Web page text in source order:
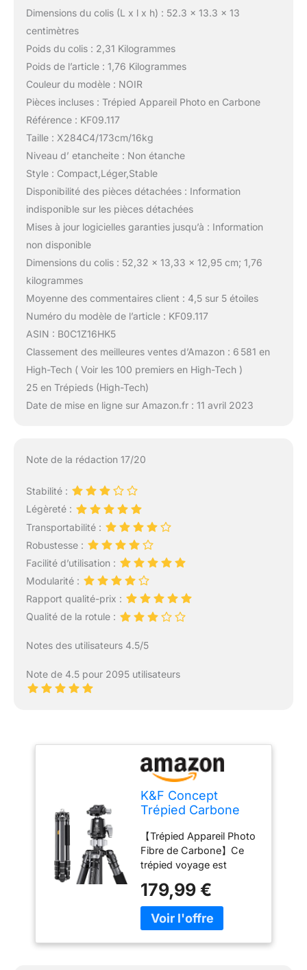
Dimensions du colis (L x l x h) : 52.3 x 13.3 x 13
centimètres
Poids du colis : 2,31 Kilogrammes
Poids de l’article : 1,76 Kilogrammes
Couleur du modèle : NOIR
Pièces incluses : Trépied Appareil Photo en Carbone
Référence : KF09.117
Taille : X284C4/173cm/16kg
Niveau d’ etancheite : Non étanche
Style : Compact,Léger,Stable
Disponibilité des pièces détachées : Information
indisponible sur les pièces détachées
Mises à jour logicielles garanties jusqu’à : Information
non disponible
Dimensions du colis : 52,32 x 13,33 x 12,95 cm; 1,76
kilogrammes
Moyenne des commentaires client : 4,5 sur 5 étoiles
Numéro du modèle de l’article : KF09.117
ASIN : B0C1Z16HK5
Classement des meilleures ventes d’Amazon : 6 581 en
High-Tech ( Voir les 100 premiers en High-Tech )
25 en Trépieds (High-Tech)
Date de mise en ligne sur Amazon.fr : 11 avril 2023
Note de la rédaction 17/20
Stabilité :
Légèreté :
Transportabilité :
Robustesse :
Facilité d’utilisation :
Modularité :
Rapport qualité-prix :
Qualité de la rotule :
Notes des utilisateurs 4.5/5
Note de 4.5 pour 2095 utilisateurs
K&F Concept
Trépied Carbone
Professionnel
Rotule 360°
【Trépied Appareil Photo
Fibre de Carbone】Ce
trépied voyage est
carbone, qui est 30%
plus léger que
l'aluminium. Grâce au
179,99 €